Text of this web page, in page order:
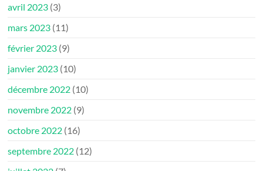
avril 2023 (3)
mars 2023 (11)
février 2023 (9)
janvier 2023 (10)
décembre 2022 (10)
novembre 2022 (9)
octobre 2022 (16)
septembre 2022 (12)